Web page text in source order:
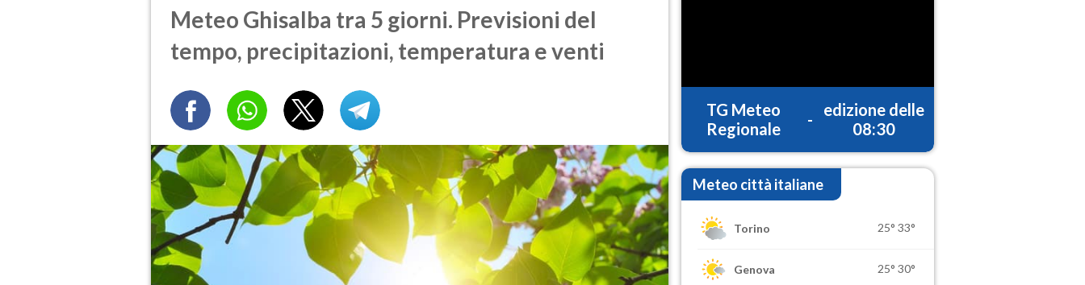
Meteo Ghisalba tra 5 giorni. Previsioni del
tempo, precipitazioni, temperatura e venti
TG Meteo
Regionale
-
edizione delle
08:30
Meteo città italiane
Torino 25° 33°
Genova 25° 30°